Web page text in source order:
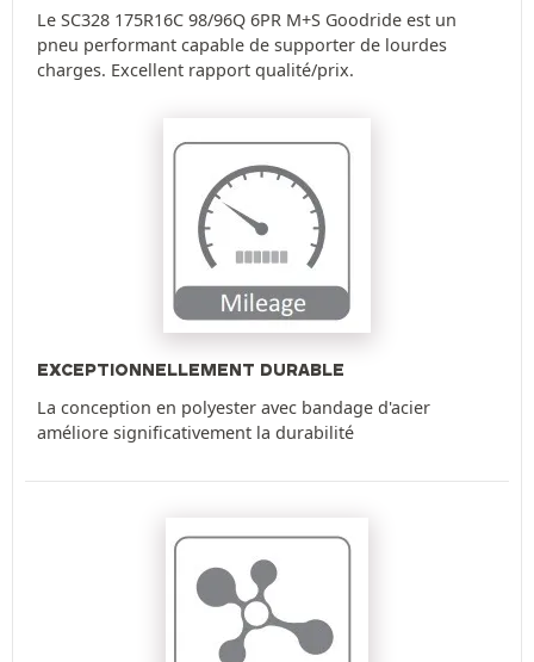
Le SC328 175R16C 98/96Q 6PR M+S Goodride est un
pneu performant capable de supporter de lourdes
charges. Excellent rapport qualité/prix.
EXCEPTIONNELLEMENT DURABLE
La conception en polyester avec bandage d'acier
améliore significativement la durabilité